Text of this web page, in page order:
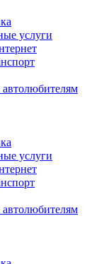
услуги
услуги